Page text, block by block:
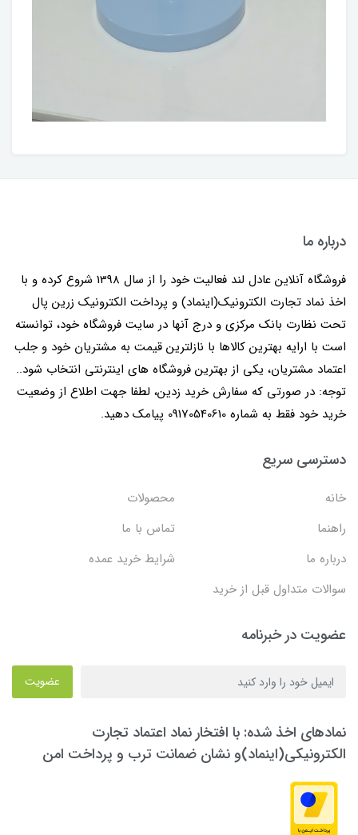
درباره ما
فروشگاه آنلاین عادل لند فعالیت خود را از سال 1398 شروع کرده و با
اخذ نماد تجارت الکترونیک(اینماد) و پرداخت الکترونیک زرین پال
تحت نظارت بانک مرکزی و درج آنها در سایت فروشگاه خود، توانسته
است با ارایه بهترین کالاها با نازلترین قیمت به مشتریان خود و جلب
اعتماد مشتریان، یکی از بهترین فروشگاه های اینترنتی انتخاب شود..
توجه: در صورتی که سفارش خرید زدین، لطفا جهت اطلاع از وضعیت
خرید خود فقط به شماره 09170540610 پیامک دهید.
دسترسی سریع
خانه
محصولات
راهنما
تماس با ما
درباره ما
شرایط خرید عمده
سوالات متداول قبل از خرید
عضویت در خبرنامه
عضویت
نمادهای اخذ شده: با افتخار نماد اعتماد تجارت
الکترونیکی(اینماد)و نشان ضمانت ترب و پرداخت امن